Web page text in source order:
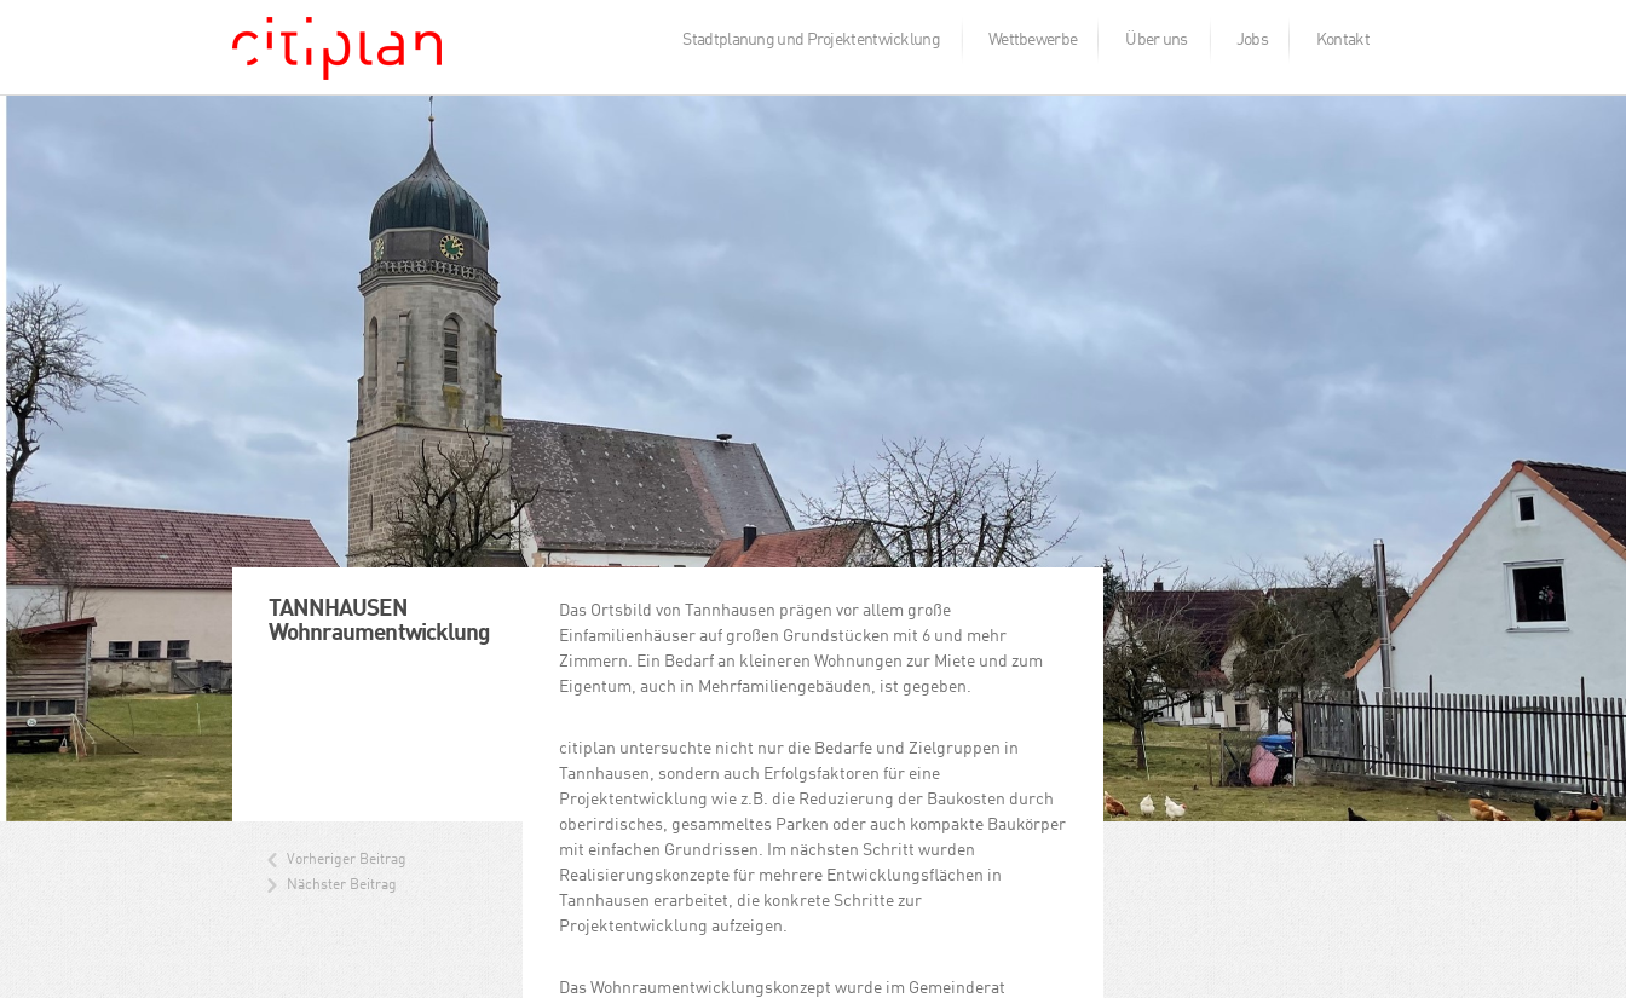
Stadtplanung und Projektentwicklung Wettbewerbe Über uns Jobs Kontakt
TANNHAUSEN
Wohnraumentwicklung
Vorheriger Beitrag
Nächster Beitrag
Das Ortsbild von Tannhausen prägen vor allem große
Einfamilienhäuser auf großen Grundstücken mit 6 und mehr
Zimmern. Ein Bedarf an kleineren Wohnungen zur Miete und zum
Eigentum, auch in Mehrfamiliengebäuden, ist gegeben.
citiplan untersuchte nicht nur die Bedarfe und Zielgruppen in
Tannhausen, sondern auch Erfolgsfaktoren für eine
Projektentwicklung wie z.B. die Reduzierung der Baukosten durch
oberirdisches, gesammeltes Parken oder auch kompakte Baukörper
mit einfachen Grundrissen. Im nächsten Schritt wurden
Realisierungskonzepte für mehrere Entwicklungsflächen in
Tannhausen erarbeitet, die konkrete Schritte zur
Projektentwicklung aufzeigen.
Das Wohnraumentwicklungskonzept wurde im Gemeinderat